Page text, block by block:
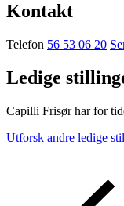
Kontakt
Telefon 56 53 06 20
Ledige
Capilli Frisør har for
Utforsk andre ledige